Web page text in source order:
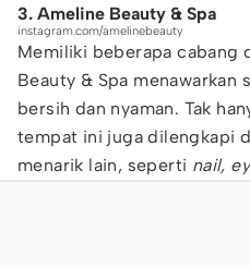
3. Ameline Beauty & Spa
instagram.com/amelinebeauty
Memiliki beberapa cabang
Beauty & Spa menawarkan
bersih dan nyaman. Tak
tempat ini juga dilengkapi
menarik lain, seperti nail,